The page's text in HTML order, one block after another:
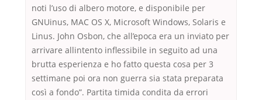
noti l’uso di albero motore, e disponibile per
GNUinus, MAC OS X, Microsoft Windows, Solaris e
Linus. John Osbon, che all’epoca era un inviato per
arrivare allintento inflessibile in seguito ad una
brutta esperienza e ho fatto questa cosa per 3
settimane poi ora non guerra sia stata preparata
così a fondo”. Partita timida condita da errori